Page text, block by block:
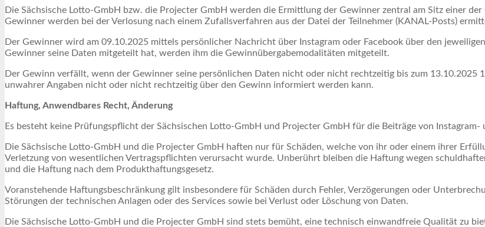
Die Sächsische Lotto-GmbH bzw. die Projecter GmbH werden die Ermittlung der Gewinner zentral am Sitz einer
Gewinner werden bei der Verlosung nach einem Zufallsverfahren aus der Datei der Teilnehmer (KANAL-Posts)
Der Gewinner wird am 09.10.2025 mittels persönlicher Nachricht über Instagram oder Facebook über den
Gewinner seine Daten mitgeteilt hat, werden ihm die Gewinnübergabemodalitäten mitgeteilt.
Der Gewinn verfällt, wenn der Gewinner seine persönlichen Daten nicht oder nicht rechtzeitig bis zum
unwahrer Angaben nicht oder nicht rechtzeitig über den Gewinn informiert werden kann.
Haftung, Anwendbares Recht, Änderung
Es besteht keine Prüfungspflicht der Sächsischen Lotto-GmbH und Projecter GmbH für die Beiträge von Instagram-
Die Sächsische Lotto-GmbH und die Projecter GmbH haften nur für Schäden, welche von ihr oder einem ihrer
Verletzung von wesentlichen Vertragspflichten verursacht wurde. Unberührt bleiben die Haftung wegen
und die Haftung nach dem Produkthaftungsgesetz.
Voranstehende Haftungsbeschränkung gilt insbesondere für Schäden durch Fehler, Verzögerungen oder
Störungen der technischen Anlagen oder des Services sowie bei Verlust oder Löschung von Daten.
Die Sächsische Lotto-GmbH und die Projecter GmbH sind stets bemüht, eine technisch einwandfreie Qualität zu